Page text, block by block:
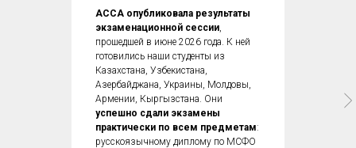
ACCA опубликовала результаты
экзаменационной сессии
прошедшей в июне 2026 года. К ней
готовились наши студенты из
Казахстана, Узбекистана,
Азербайджана, Украины, Молдовы,
Армении, Кыргызстана. Они
успешно сдали экзамены
практически по всем предметам:
русскоязычному диплому по МСФО